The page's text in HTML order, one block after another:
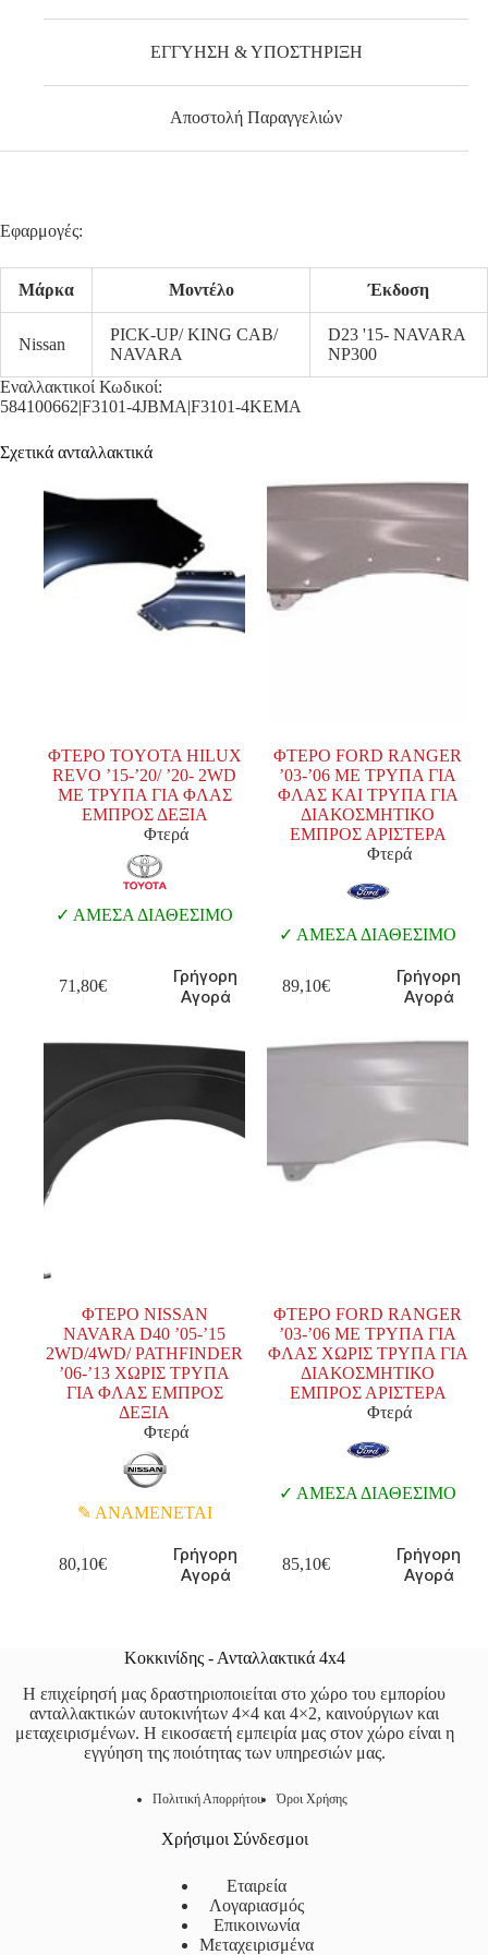
ΕΓΓΥΗΣΗ & ΥΠΟΣΤΗΡΙΞΗ
Αποστολή Παραγγελιών
Εφαρμογές:
Μάρκα Μοντέλο Έκδοση
Nissan
PICK-UP/ KING CAB/
NAVARA
D23 '15- NAVARA
NP300
Εναλλακτικοί Κωδικοί:
584100662|F3101-4JBMA|F3101-4KEMA
Σχετικά ανταλλακτικά
ΦΤΕΡΟ TOYOTA HILUX
REVO ’15-’20/ ’20- 2WD
ΜΕ ΤΡΥΠΑ ΓΙΑ ΦΛΑΣ
ΕΜΠΡΟΣ ΔΕΞΙΑ
Φτερά
ΑΜΕΣΑ ΔΙΑΘΕΣΙΜΟ
71,80€
Γρήγορη
Αγορά
ΦΤΕΡΟ FORD RANGER
’03-’06 ΜΕ ΤΡΥΠΑ ΓΙΑ
ΦΛΑΣ ΚΑΙ ΤΡΥΠΑ ΓΙΑ
ΔΙΑΚΟΣΜΗΤΙΚΟ
ΕΜΠΡΟΣ ΑΡΙΣΤΕΡΑ
Φτερά
ΑΜΕΣΑ ΔΙΑΘΕΣΙΜΟ
89,10€
Γρήγορη
Αγορά
ΦΤΕΡΟ NISSAN
NAVARA D40 ’05-’15
2WD/4WD/ PATHFINDER
’06-’13 ΧΩΡΙΣ ΤΡΥΠΑ
ΓΙΑ ΦΛΑΣ ΕΜΠΡΟΣ
ΔΕΞΙΑ
Φτερά
ΑΝΑΜΕΝΕΤΑΙ
80,10€
Γρήγορη
Αγορά
ΦΤΕΡΟ FORD RANGER
’03-’06 ΜΕ ΤΡΥΠΑ ΓΙΑ
ΦΛΑΣ ΧΩΡΙΣ ΤΡΥΠΑ ΓΙΑ
ΔΙΑΚΟΣΜΗΤΙΚΟ
ΕΜΠΡΟΣ ΑΡΙΣΤΕΡΑ
Φτερά
ΑΜΕΣΑ ΔΙΑΘΕΣΙΜΟ
85,10€
Γρήγορη
Αγορά
Κοκκινίδης - Ανταλλακτικά 4x4
Η επιχείρησή μας δραστηριοποιείται στο χώρο του εμπορίου
ανταλλακτικών αυτοκινήτων 4×4 και 4×2, καινούργιων και
μεταχειρισμένων. Η εικοσαετή εμπειρία μας στον χώρο είναι η
εγγύηση της ποιότητας των υπηρεσιών μας.
Πολιτική Απορρήτου Όροι Χρήσης
Χρήσιμοι Σύνδεσμοι
Εταιρεία
Λογαριασμός
Επικοινωνία
Μεταχειρισμένα